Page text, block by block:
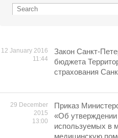
12 January 2016
11:44
Закон Санкт-
бюджета
страхования
29 December
2015
13:00
Приказ
«Об
используемых в
медицинскую